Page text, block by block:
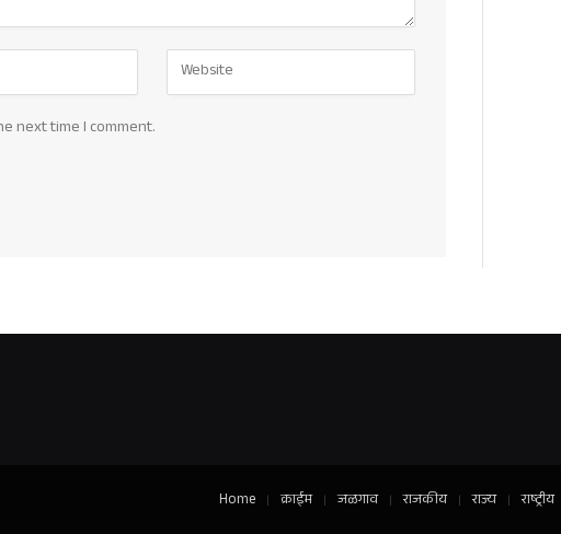
next time I comment.
Home क्राईम जळगाव राजकीय राज्य राष्ट्रीय